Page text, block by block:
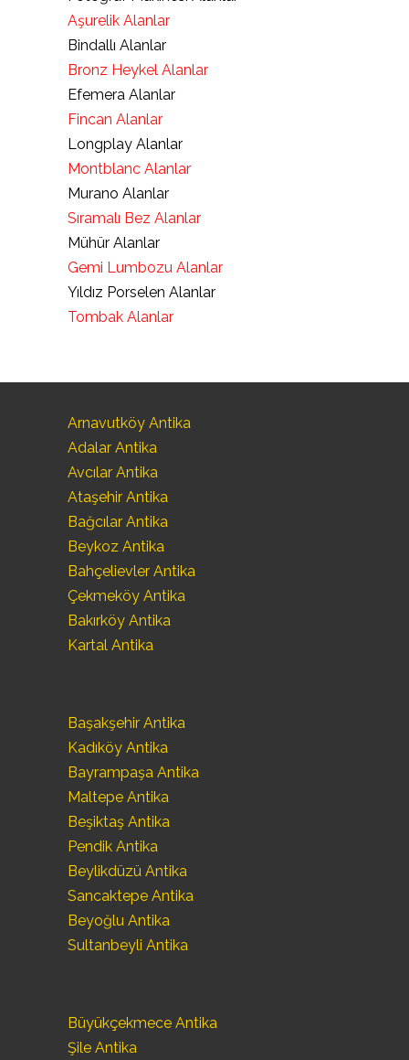
Aşurelik Alanlar
Bindallı Alanlar
Bronz Heykel Alanlar
Efemera Alanlar
Fincan Alanlar
Longplay Alanlar
Montblanc Alanlar
Murano Alanlar
Sıramalı Bez Alanlar
Mühür Alanlar
Gemi Lumbozu Alanlar
Yıldız Porselen Alanlar
Tombak Alanlar
Arnavutköy Antika
Adalar Antika
Avcılar Antika
Ataşehir Antika
Bağcılar Antika
Beykoz Antika
Bahçelievler Antika
Çekmeköy Antika
Bakırköy Antika
Kartal Antika
Başakşehir Antika
Kadıköy Antika
Bayrampaşa Antika
Maltepe Antika
Beşiktaş Antika
Pendik Antika
Beylikdüzü Antika
Sancaktepe Antika
Beyoğlu Antika
Sultanbeyli Antika
Büyükçekmece Antika
Şile Antika